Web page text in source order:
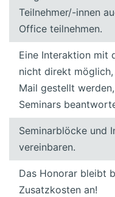
Teilnehmer/-innen
Office teilnehmen.
Eine Interaktion mit
nicht direkt
Mail gestellt
Seminars
Seminarblöcke und
vereinbaren.
Das Honorar bleibt
Zusatzkosten an!